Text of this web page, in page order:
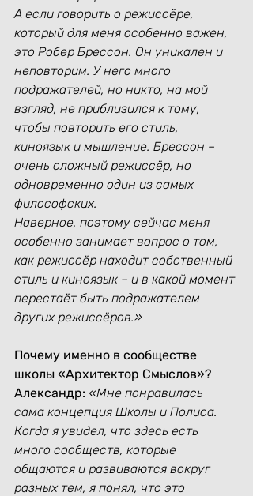
А если говорить о режиссёре,
который для меня особенно важен,
это Робер Брессон. Он уникален и
неповторим. У него много
подражателей, но никто, на мой
взгляд, не приблизился к тому,
чтобы повторить его стиль,
киноязык и мышление. Брессон –
очень сложный режиссёр, но
одновременно один из самых
философских.
Наверное, поэтому сейчас меня
особенно занимает вопрос о том,
как режиссёр находит собственный
стиль и киноязык – и в какой момент
перестаёт быть подражателем
других режиссёров.»
Почему именно в сообществе
школы «Архитектор Смыслов»?
Александр: «Мне понравилась
сама концепция Школы и Полиса.
Когда я увидел, что здесь есть
много сообществ, которые
общаются и развиваются вокруг
разных тем, я понял, что это